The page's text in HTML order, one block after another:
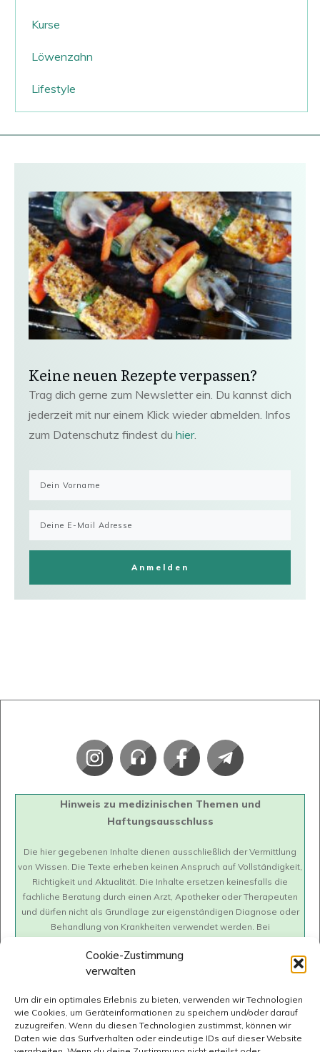
Cookie-Zustimmung
verwalten
Um dir ein optimales Erlebnis zu bieten, verwenden wir Technologien
wie Cookies, um Geräteinformationen zu speichern und/oder darauf
zuzugreifen. Wenn du diesen Technologien zustimmst, können wir
Daten wie das Surfverhalten oder eindeutige IDs auf dieser Website
Kurse
Löwenzahn
Lifestyle
Keine neuen Rezepte verpassen?
Trag dich gerne zum Newsletter ein. Du kannst dich
jederzeit mit nur einem Klick wieder abmelden. Infos
zum Datenschutz findest du hier.
Anmelden
Hinweis zu medizinischen Themen und
Haftungsausschluss
Die hier gegebenen Inhalte dienen ausschließlich der Vermittlung
von Wissen. Die Texte erheben keinen Anspruch auf Vollständigkeit,
Richtigkeit und Aktualität. Die Inhalte ersetzen keinesfalls die
fachliche Beratung durch einen Arzt, Apotheker oder Therapeuten
und dürfen nicht als Grundlage zur eigenständigen Diagnose oder
Behandlung von Krankheiten verwendet werden. Bei
konsultiert werden. Wir übernehmen keine Haftung für mögliche
negative Folgen (inkl. direkte oder indirekte Folgeschäden), die sich